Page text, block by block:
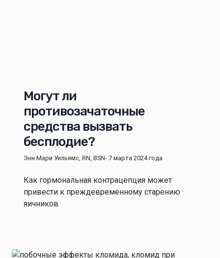
Могут ли
противозачаточные
средства вызвать
бесплодие?
Энн Мари Уильямс, RN, BSN- 7 марта 2024 года
Как гормональная контрацепция может
привести к преждевременному старению
яичников